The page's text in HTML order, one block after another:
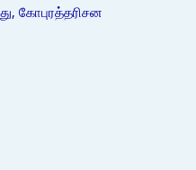
கோபுரத்தரிசன